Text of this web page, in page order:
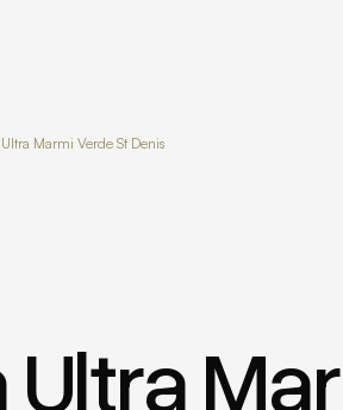
Marmi Verde St Denis